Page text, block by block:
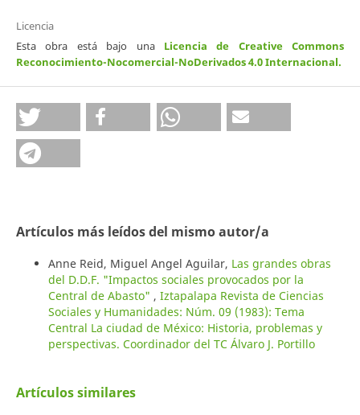
Licencia
Esta obra está bajo una Licencia de Creative Commons
Reconocimiento-Nocomercial-NoDerivados 4.0 Internacional.
Artículos más leídos del mismo autor/a
Anne Reid, Miguel Angel Aguilar, Las grandes obras
del D.D.F. "Impactos sociales provocados por la
Central de Abasto" , Iztapalapa Revista de Ciencias
Sociales y Humanidades: Núm. 09 (1983): Tema
Central La ciudad de México: Historia, problemas y
perspectivas. Coordinador del TC Álvaro J. Portillo
Artículos similares